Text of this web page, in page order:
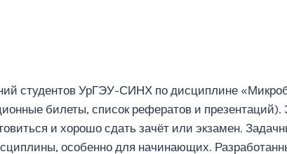
студентов УрГЭУ-СИНХ по дисциплине
билеты, список рефератов и презентаций).
и хорошо сдать зачёт или экзамен.
особенно для начинающих.